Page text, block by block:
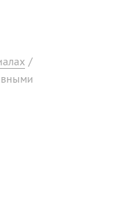
/